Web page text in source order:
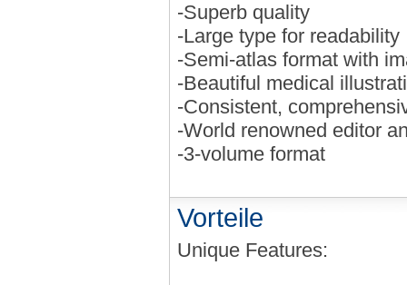
-Superb quality
-Large type for readability
-Semi-atlas format with
-Beautiful medical
-Consistent,
-World renowned editor
-3-volume format
Vorteile
Unique Features: